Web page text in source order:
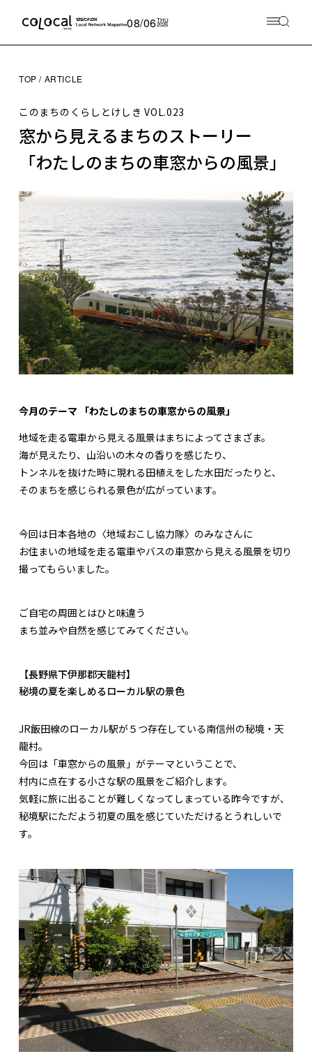
08/06THU
2026
TOP ARTICLE
このまちのくらしとけしきVOL.023
窓から見えるまちのストーリー
「わたしのまちの車窓からの風景」
今月のテーマ 「わたしのまちの車窓からの風景」
地域を走る電車から見える風景はまちによってさまざま。
海が見えたり、山沿いの木々の香りを感じたり、
トンネルを抜けた時に現れる田植えをした水田だったりと、
そのまちを感じられる景色が広がっています。
今回は日本各地の〈地域おこし協力隊〉のみなさんに
お住まいの地域を走る電車やバスの車窓から見える風景を切り
撮ってもらいました。
ご自宅の周囲とはひと味違う
まち並みや自然を感じてみてください。
【長野県下伊那郡天龍村】
秘境の夏を楽しめるローカル駅の景色
JR飯田線のローカル駅が５つ存在している南信州の秘境・天
龍村。
今回は「車窓からの風景」がテーマということで、
村内に点在する小さな駅の風景をご紹介します。
気軽に旅に出ることが難しくなってしまっている昨今ですが、
秘境駅にただよう初夏の風を感じていただけるとうれしいで
す。